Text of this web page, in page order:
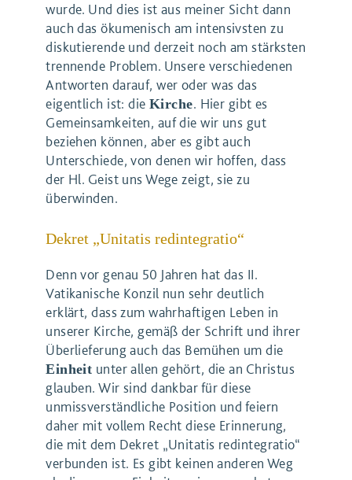
wurde. Und dies ist aus meiner Sicht dann
auch das ökumenisch am intensivsten zu
diskutierende und derzeit noch am stärksten
trennende Problem. Unsere verschiedenen
Antworten darauf, wer oder was das
eigentlich ist: dieKirche. Hier gibt es
Gemeinsamkeiten, auf die wir uns gut
beziehen können, aber es gibt auch
Unterschiede, von denen wir hoffen, dass
der Hl. Geist uns Wege zeigt, sie zu
überwinden.
Dekret „Unitatis redintegratio“
Denn vor genau 50 Jahren hat das II.
Vatikanische Konzil nun sehr deutlich
erklärt, dass zum wahrhaftigen Leben in
unserer Kirche, gemäß der Schrift und ihrer
Überlieferung auch das Bemühen um die
Einheit unter allen gehört, die an Christus
glauben. Wir sind dankbar für diese
unmissverständliche Position und feiern
daher mit vollem Recht diese Erinnerung,
die mit dem Dekret „Unitatis redintegratio“
verbunden ist. Es gibt keinen anderen Weg